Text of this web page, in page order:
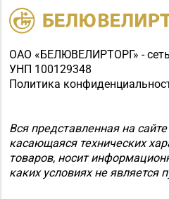
ОАО «БЕЛЮВЕЛИРТОРГ» -
УНП 100129348
Политика
Вся представленная на
касающаяся технических
товаров, носит
каких условиях не является